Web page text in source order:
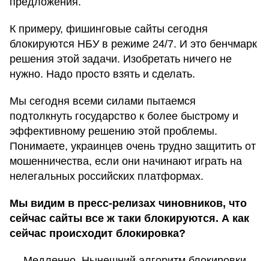
К примеру, фишинговые сайты сегодня
блокируются НБУ в режиме 24/7. И это бенчмарк
решения этой задачи. Изобретать ничего не
нужно. Надо просто взять и сделать.
Мы сегодня всеми силами пытаемся
подтолкнуть государство к более быстрому и
эффективному решению этой проблемы.
Понимаете, украинцев очень трудно защитить от
мошенничества, если они начинают играть на
нелегальных российских платформах.
Мы видим в пресс-релизах чиновников, что
сейчас сайты все ж таки блокируются. А как
сейчас происходит блокировка?